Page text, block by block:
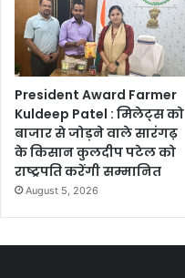
President Award Farmer
Kuldeep Patel : मिलेट्स को
बाजार से जोड़ने वाले सारंगढ़
के किसान कुलदीप पटेल को
राष्ट्रपति करेंगी सम्मानित
August 5, 2026